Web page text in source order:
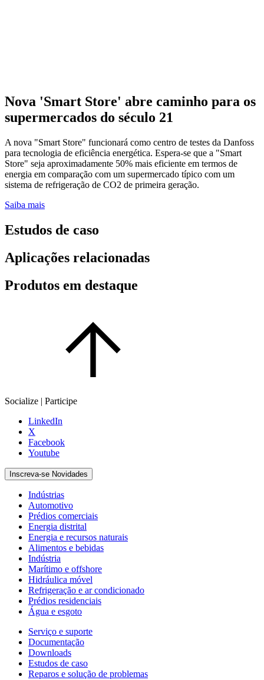
Nova 'Smart Store' abre caminho para os
supermercados do século 21
A nova "Smart Store" funcionará como centro de testes da Danfoss
para tecnologia de eficiência energética. Espera-se que a "Smart
Store" seja aproximadamente 50% mais eficiente em termos de
energia em comparação com um supermercado típico com um
sistema de refrigeração de CO2 de primeira geração.
Saiba mais
Estudos de caso
Aplicações relacionadas
Produtos em destaque
Socialize | Participe
LinkedIn
X
Facebook
Youtube
Inscreva-se Novidades
Indústrias
Automotivo
Prédios comerciais
Energia distrital
Energia e recursos naturais
Alimentos e bebidas
Indústria
Marítimo e offshore
Hidráulica móvel
Refrigeração e ar condicionado
Prédios residenciais
Água e esgoto
Serviço e suporte
Documentação
Downloads
Estudos de caso
Reparos e solução de problemas